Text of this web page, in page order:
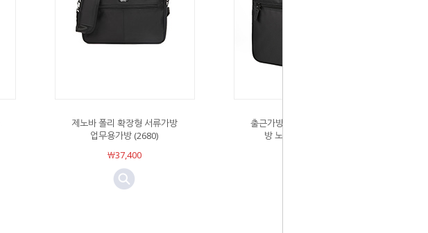
제노바 폴리 확장형 서류가방
업무용가방 (2680)
￦37,400
출근가방 남자 확장형 서류가
방 노트북가방 (1734)